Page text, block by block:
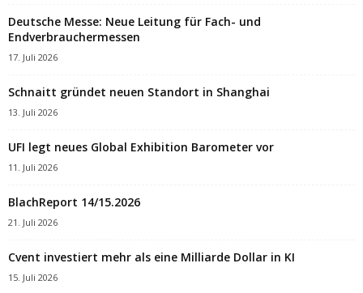
Deutsche Messe: Neue Leitung für Fach- und
Endverbrauchermessen
17. Juli 2026
Schnaitt gründet neuen Standort in Shanghai
13. Juli 2026
UFI legt neues Global Exhibition Barometer vor
11. Juli 2026
BlachReport 14/15.2026
21. Juli 2026
Cvent investiert mehr als eine Milliarde Dollar in KI
15. Juli 2026